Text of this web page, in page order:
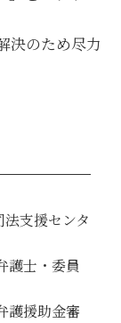
決のため尽力
支援センタ
護士・委員
護援助金審